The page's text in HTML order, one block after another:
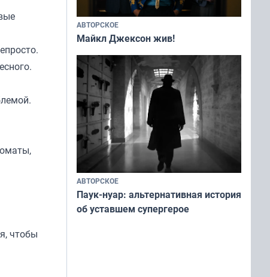
чтобы
АВТОРСКОЕ
Майкл Джексон жив!
АВТОРСКОЕ
Паук-нуар: альтернативная история
об уставшем супергерое